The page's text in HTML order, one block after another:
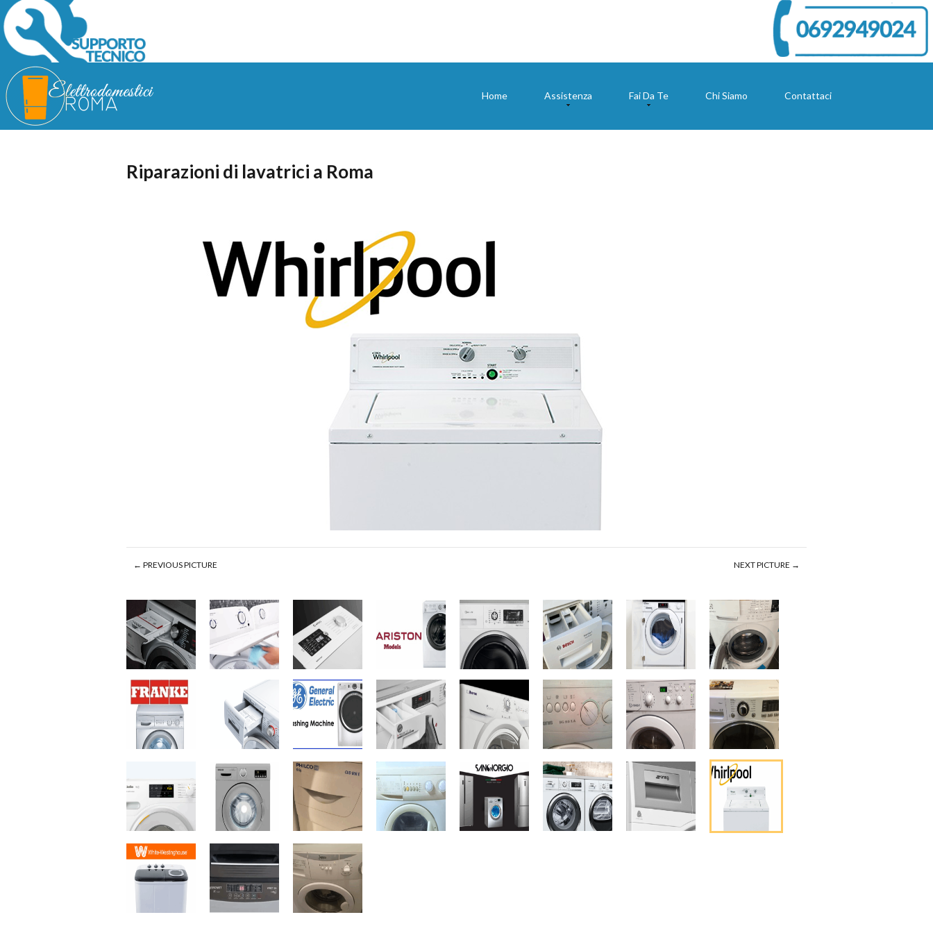
Home Assistenza Fai Da Te Chi Siamo Contattaci
Riparazioni di lavatrici a Roma
← PREVIOUS PICTURE NEXT PICTURE →